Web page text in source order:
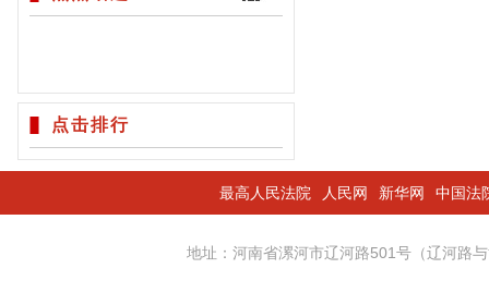
点击排行
最高人民法院 人民网 新华网 中国法
地址：河南省漯河市辽河路501号（辽河